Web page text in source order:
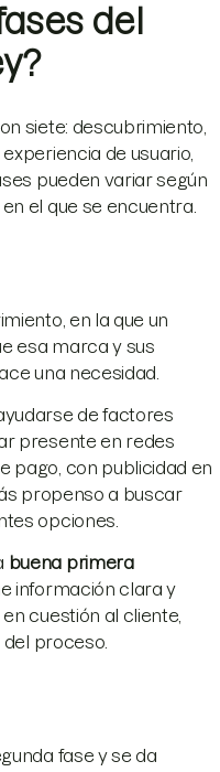
del
siete: descubrimiento,
de usuario,
pueden variar según
el que se encuentra.
en la que un
esa marca y sus
una necesidad.
de factores
presente en redes
pago, con publicidad en
propenso a buscar
opciones.
buena primera
información clara y
cuestión al cliente,
proceso.
fase y se da